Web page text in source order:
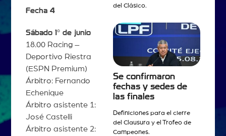
Fecha 4
Sábado 1° de junio
18.00 Racing –
Deportivo Riestra
(ESPN Premium)
Árbitro: Fernando
Echenique
Árbitro asistente 1:
José Castelli
Árbitro asistente 2:
del Clásico.
Se confirmaron
fechas y sedes de
las finales
Definiciones para el cierre
del Clausura y el Trofeo de
Campeones.